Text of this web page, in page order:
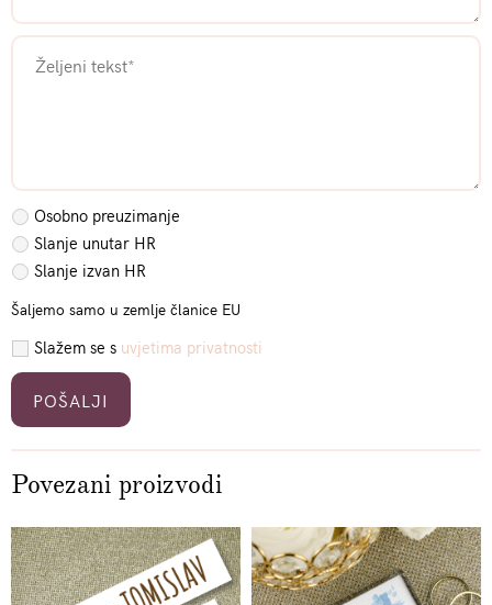
Osobno preuzimanje
Slanje unutar HR
Slanje izvan HR
Šaljemo samo u zemlje članice EU
Slažem se s uvjetima privatnosti
Please leave this field empty.
Povezani proizvodi